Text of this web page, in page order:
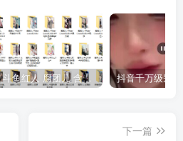
斗鱼红人 腐团儿 含付费 大尺写真 32套
下一篇